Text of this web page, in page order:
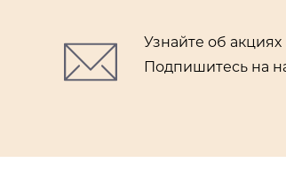
Узнайте об
Подпишитесь на